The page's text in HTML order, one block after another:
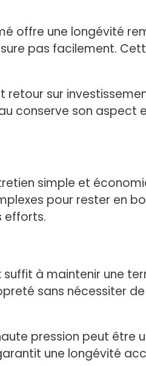
offre une longévité
pas facilement.
retour sur
conserve son aspect
simple et
pour rester en
efforts.
à maintenir une
sans nécessiter
pression peut être
une longévité